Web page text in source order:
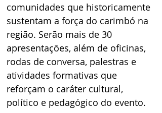
comunidades que historicamente
sustentam a força do carimbó na
região. Serão mais de 30
apresentações, além de oficinas,
rodas de conversa, palestras e
atividades formativas que
reforçam o caráter cultural,
político e pedagógico do evento.